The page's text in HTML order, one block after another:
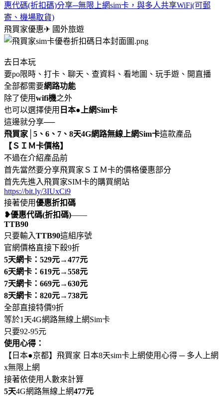
惠代碼(折扣碼)分享─無限上網sim卡，與多人共享WiFi(可郵
寄、機場取貨)
飛買家優惠✈ 國外旅遊
去日本玩
要po限時、打卡、聊天、查資料、看地圖、玩手遊、開直播
全部都需要網路功能
除了使用wifi機之外
也可以選擇使用 日本●上網Sim卡
這邊就分享──
飛買家│5、6、7、8天4G網路無線上網Sim卡這款產品
【ＳＩＭ卡價格】
不過在介紹產品前
首先當然要分享飛買家ＳＩＭ卡的價格優惠部分
首先先進入飛買家SIM卡的購買網站
https://bit.ly/3IUxCi9
接著使用優惠折扣碼
❥優惠代碼(折扣碼)——
TTB90
只要輸入TTB90這組序號
官網價格直接下殺9折
5天網卡：529元→477元
6天網卡：619元→558元
7天網卡：669元→630元
8天網卡：820元→738元
全部直接特價9折
等於1天4G網路無線上網Sim卡
只要92-95元
使用心得：
【日本●京都】飛買家 日本8天sim卡上網使用心得 ─ 多人上網
x無限上網
接著依使用人數來計算
5天4G網路無線上網477元